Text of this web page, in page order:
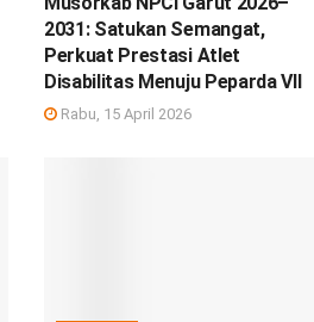
2031: Satukan Semangat,
Perkuat Prestasi Atlet
Disabilitas Menuju Peparda VII
Rabu, 15 April 2026